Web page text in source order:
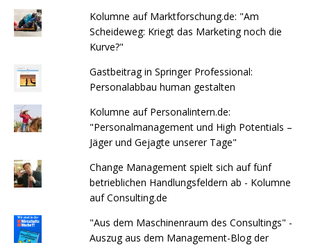
Kolumne auf Marktforschung.de: "Am
Scheideweg: Kriegt das Marketing noch die
Kurve?"
Gastbeitrag in Springer Professional:
Personalabbau human gestalten
Kolumne auf Personalintern.de:
"Personalmanagement und High Potentials –
Jäger und Gejagte unserer Tage"
Change Management spielt sich auf fünf
betrieblichen Handlungsfeldern ab - Kolumne
auf Consulting.de
"Aus dem Maschinenraum des Consultings" -
Auszug aus dem Management-Blog der